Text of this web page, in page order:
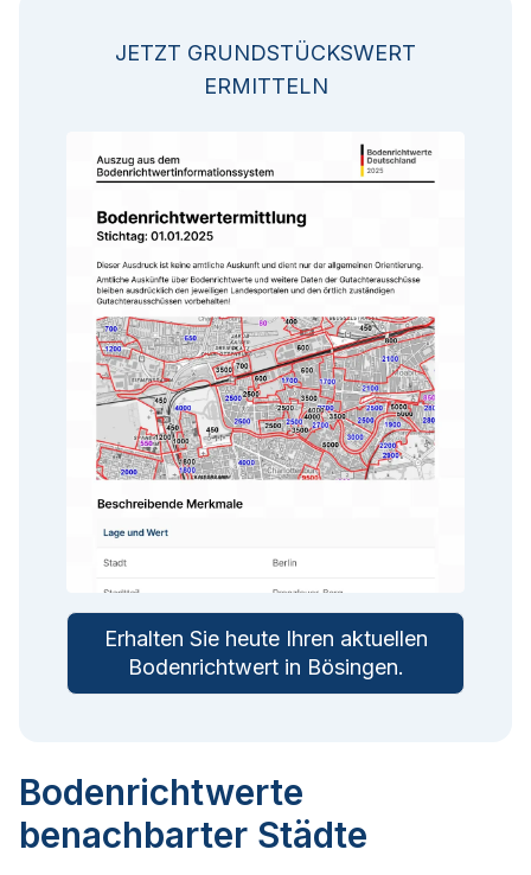
JETZT GRUNDSTÜCKSWERT
ERMITTELN
Erhalten Sie heute Ihren aktuellen
Bodenrichtwert in Bösingen.
Bodenrichtwerte
benachbarter Städte